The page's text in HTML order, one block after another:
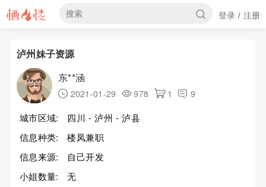
登录 / 注册
泸州妹子资源
东**涵
2021-01-29 978 1 9
城市区域:
四川 - 泸州 - 泸县
信息种类:
楼凤兼职
信息来源:
自己开发
小姐数量:
无